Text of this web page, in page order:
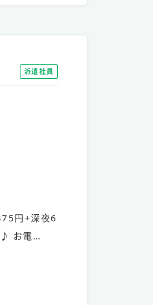
派遣社員
円+深夜6
♪ お電…